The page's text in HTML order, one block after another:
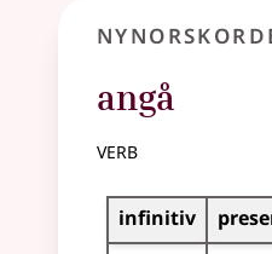
angå
verb
Bøyningstabell
infinitiv